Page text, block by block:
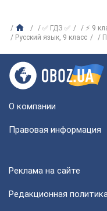
✅ ГДЗ ✅ ⚡ 9
Русский язык, 9 класс
О компании
Правовая информация
Реклама на сайте
Редакционная